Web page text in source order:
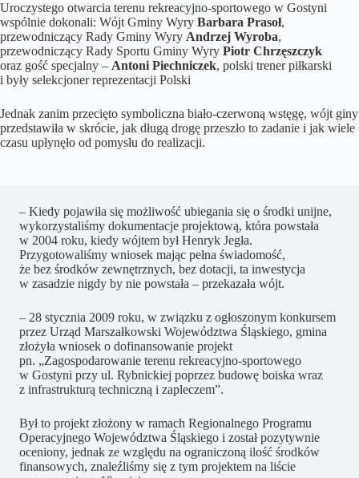
Uroczystego otwarcia terenu rekreacyjno-sportowego w Gostyni
wspólnie dokonali: Wójt Gminy Wyry Barbara Prasoł,
przewodniczący Rady Gminy Wyry Andrzej Wyroba,
przewodniczący Rady Sportu Gminy Wyry Piotr Chrzęszczyk
oraz gość specjalny – Antoni Piechniczek, polski trener piłkarski
i były selekcjoner reprezentacji Polski
Jednak zanim przecięto symboliczna biało-czerwoną wstęgę, wójt giny
przedstawiła w skrócie, jak długą drogę przeszło to zadanie i jak wiele
czasu upłynęło od pomysłu do realizacji.
– Kiedy pojawiła się możliwość ubiegania się o środki unijne,
wykorzystaliśmy dokumentacje projektową, która powstała
w 2004 roku, kiedy wójtem był Henryk Jegła.
Przygotowaliśmy wniosek mając pełna świadomość,
że bez środków zewnętrznych, bez dotacji, ta inwestycja
w zasadzie nigdy by nie powstała – przekazała wójt.
– 28 stycznia 2009 roku, w związku z ogłoszonym konkursem
przez Urząd Marszałkowski Województwa Śląskiego, gmina
złożyła wniosek o dofinansowanie projekt
pn. „Zagospodarowanie terenu rekreacyjno-sportowego
w Gostyni przy ul. Rybnickiej poprzez budowę boiska wraz
z infrastrukturą techniczną i zapleczem”.
Był to projekt złożony w ramach Regionalnego Programu
Operacyjnego Województwa Śląskiego i został pozytywnie
oceniony, jednak ze względu na ograniczoną ilość środków
finansowych, znaleźliśmy się z tym projektem na liście